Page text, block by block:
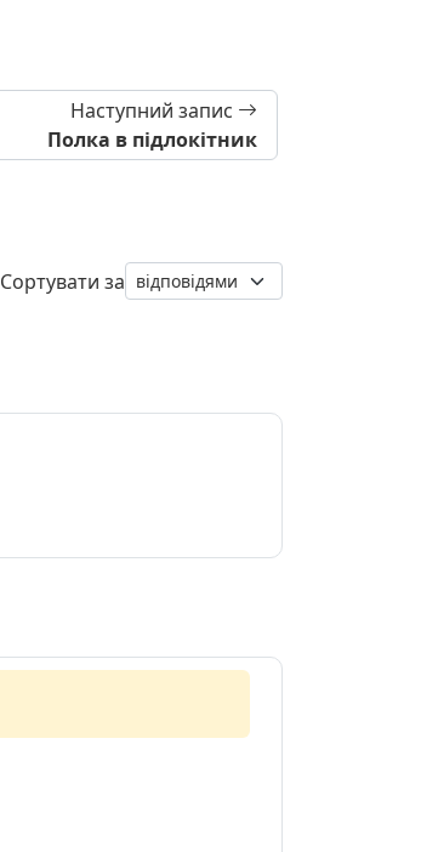
Наступний запис
Полка в підлокітник
Сортувати за